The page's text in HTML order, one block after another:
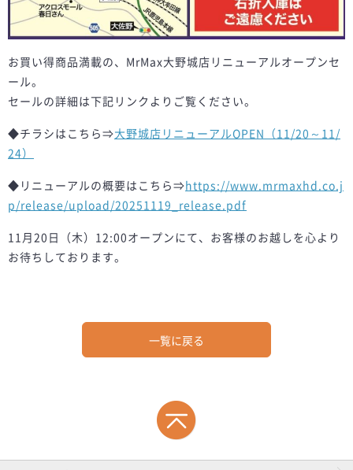
お買い得商品満載の、MrMax大野城店リニューアルオープンセ
ール。
セールの詳細は下記リンクよりご覧ください。
◆チラシはこちら⇒大野城店リニューアルOPEN（11/20～11/
24）
◆リニューアルの概要はこちら⇒https://www.mrmaxhd.co.j
p/release/upload/20251119_release.pdf
11月20日（木）12:00オープンにて、お客様のお越しを心より
お待ちしております。
一覧に戻る